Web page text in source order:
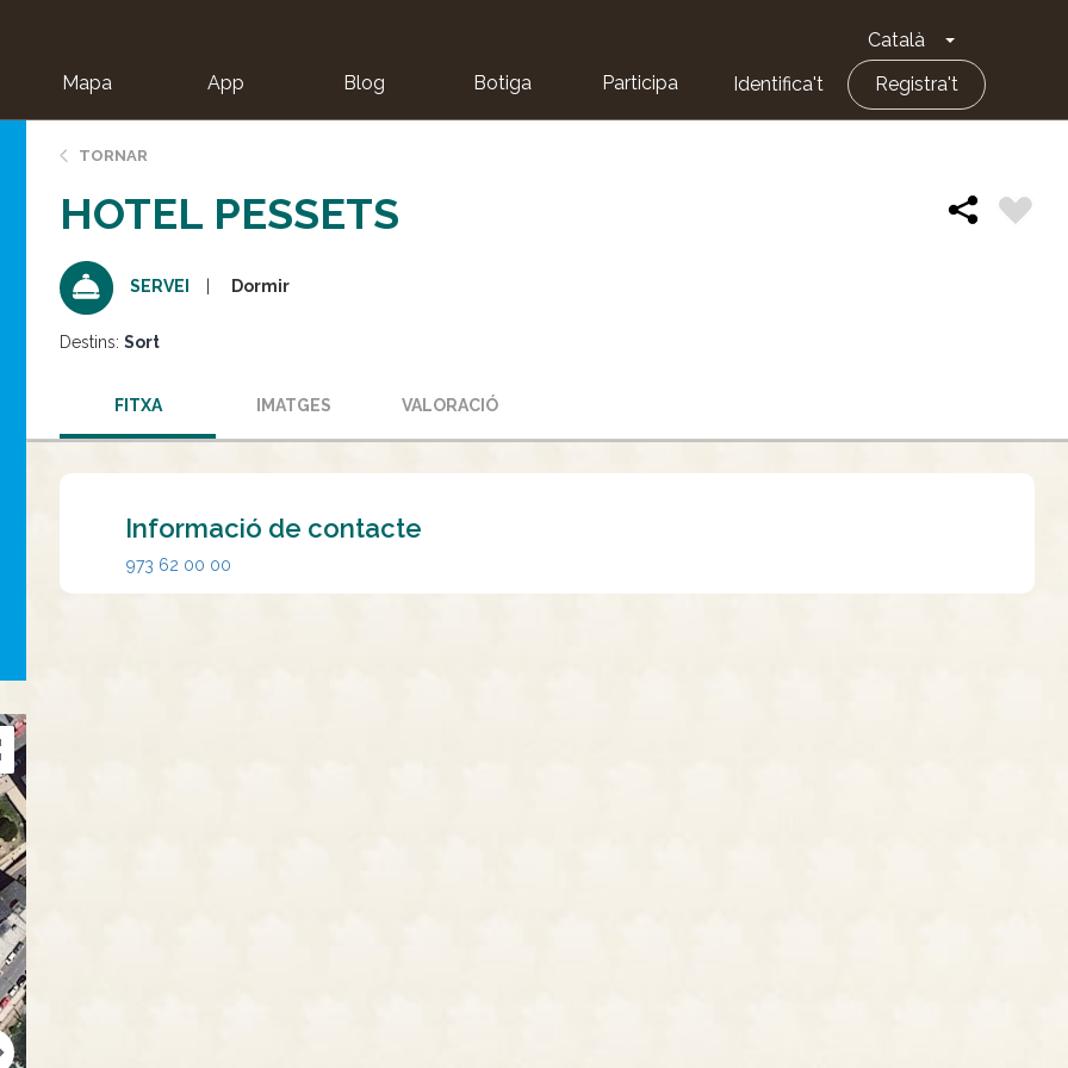
Català Toggle
Mapa App Blog Botiga Participa Identifica't Registra't
TORNAR
HOTEL PESSETS
SERVEI Dormir
Destins: Sort
FITXA IMATGES VALORACIÓ
Informació de contacte
973 62 00 00